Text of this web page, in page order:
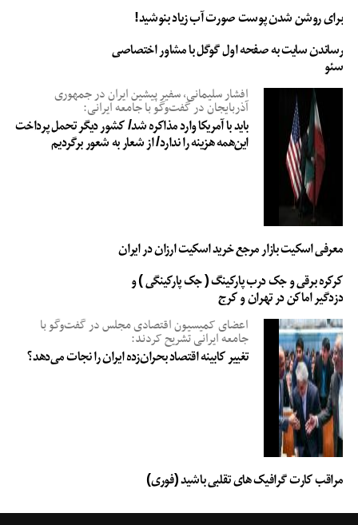
برای روشن شدن پوست صورت آب زیاد بنوشید!
رساندن سایت به صفحه اول گوگل با مشاور اختصاصی
سئو
افشار سلیمانی، سفیر پیشین ایران در جمهوری
آذربایجان در گفت‌وگو با جامعه ایرانی:
باید با آمریکا وارد مذاکره شد/ کشور دیگر تحمل پرداخت
این‌همه هزینه را ندارد/ از شعار به شعور برگردیم
معرفی اسکیت بازار مرجع خرید اسکیت ارزان در ایران
کرکره برقی و جک درب پارکینگ ( جک پارکینگی ) و
دزدگیر اماکن در تهران و کرج
اعضای کمیسیون اقتصادی مجلس در گفت‌وگو با
جامعه ایرانی تشریح کردند:
تغییر کابینه اقتصاد بحران‌زده ایران را نجات می‌دهد؟
مراقب کارت گرافیک های تقلبی باشید (فوری)